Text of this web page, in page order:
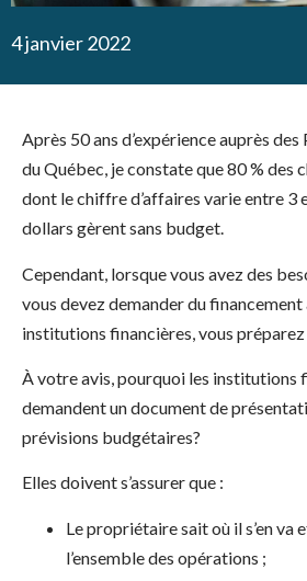
4 janvier 2022
Après 50 ans d’expérience auprès
du Québec, je constate que 80 % des
dont le chiffre d’affaires varie entre 3
dollars gèrent sans budget.
Cependant, lorsque vous avez des
vous devez demander du financement
institutions financières, vous
À votre avis, pourquoi les institutions
demandent un document de
prévisions budgétaires?
Elles doivent s’assurer que :
Le propriétaire sait où il s’en va
l’ensemble des opérations ;